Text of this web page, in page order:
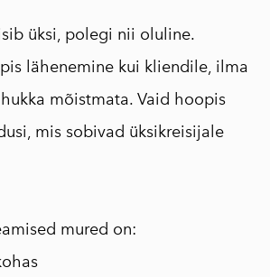
üksi, polegi nii oluline.
lähenemine kui kliendile, ilma
mõistmata. Vaid hoopis
mis sobivad üksikreisijale
mured on: